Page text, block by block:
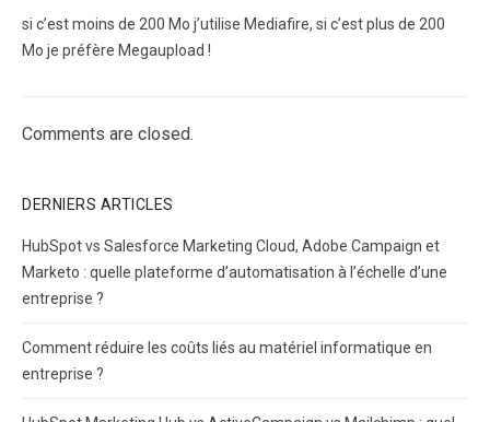
si c’est moins de 200 Mo j’utilise Mediafire, si c’est plus de 200
Mo je préfère Megaupload !
Comments are closed.
DERNIERS ARTICLES
HubSpot vs Salesforce Marketing Cloud, Adobe Campaign et
Marketo : quelle plateforme d’automatisation à l’échelle d’une
entreprise ?
Comment réduire les coûts liés au matériel informatique en
entreprise ?